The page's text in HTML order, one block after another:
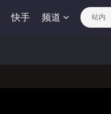
快手 频道